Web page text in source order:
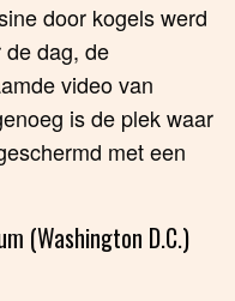
door kogels werd
dag, de
video van
is de plek waar
met een
(Washington D.C.)